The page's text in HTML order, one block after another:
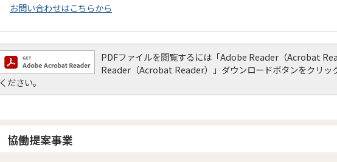
お問い合わせはこちらから
PDFファイルを閲覧するには「Adobe Reader（Acrobat
Reader（Acrobat Reader）」ダウンロードボタンをクリッ
ください。
協働提案事業